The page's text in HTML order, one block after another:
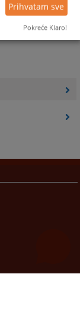
Prihvatam sve
Pokreće Klaro!